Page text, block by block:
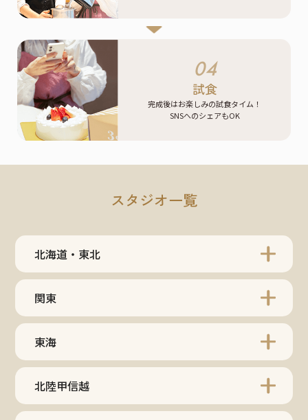
04
試食
完成後はお楽しみの試食タイム！
SNSへのシェアもOK
スタジオ一覧
北海道・東北
関東
東海
北陸甲信越